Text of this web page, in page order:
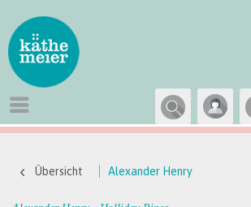
Übersicht Alexander Henry